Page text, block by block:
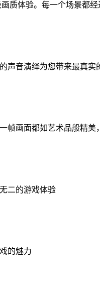
质体验。每一个场景都
声音演绎为您带来最真
帧画面都如艺术品般精
二的游戏体验
的魅力